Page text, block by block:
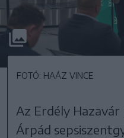
FOTÓ: HAÁZ VINCE
Az Erdély
Árpád